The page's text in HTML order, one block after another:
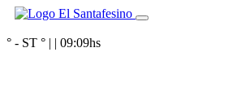
° - ST ° | | 09:09hs